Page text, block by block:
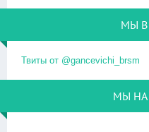
МЫ В
Твиты от @gancevichi_brsm
МЫ НА